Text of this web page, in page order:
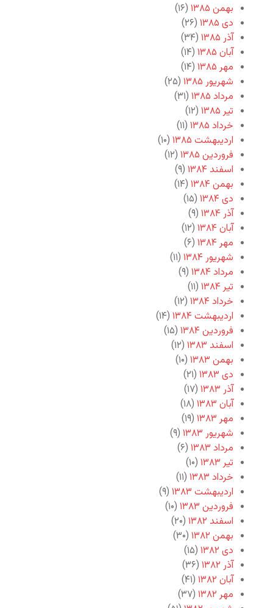
بهمن ۱۳۸۵
(۱۶)
دی ۱۳۸۵
(۲۶)
آذر ۱۳۸۵
(۳۴)
آبان ۱۳۸۵
(۱۴)
مهر ۱۳۸۵
(۱۴)
شهریور ۱۳۸۵
(۲۵)
مرداد ۱۳۸۵
(۳۱)
تیر ۱۳۸۵
(۱۲)
خرداد ۱۳۸۵
(۱۱)
اردیبهشت ۱۳۸۵
(۱۰)
فروردین ۱۳۸۵
(۱۲)
اسفند ۱۳۸۴
(۹)
بهمن ۱۳۸۴
(۱۴)
دی ۱۳۸۴
(۱۵)
آذر ۱۳۸۴
(۹)
آبان ۱۳۸۴
(۱۲)
مهر ۱۳۸۴
(۶)
شهریور ۱۳۸۴
(۱۱)
مرداد ۱۳۸۴
(۹)
تیر ۱۳۸۴
(۱۱)
خرداد ۱۳۸۴
(۱۲)
اردیبهشت ۱۳۸۴
(۱۴)
فروردین ۱۳۸۴
(۱۵)
اسفند ۱۳۸۳
(۱۲)
بهمن ۱۳۸۳
(۱۰)
دی ۱۳۸۳
(۲۱)
آذر ۱۳۸۳
(۱۷)
آبان ۱۳۸۳
(۱۸)
مهر ۱۳۸۳
(۱۹)
شهریور ۱۳۸۳
(۹)
مرداد ۱۳۸۳
(۶)
تیر ۱۳۸۳
(۱۰)
خرداد ۱۳۸۳
(۱۱)
اردیبهشت ۱۳۸۳
(۹)
فروردین ۱۳۸۳
(۱۰)
اسفند ۱۳۸۲
(۲۰)
بهمن ۱۳۸۲
(۳۰)
دی ۱۳۸۲
(۱۵)
آذر ۱۳۸۲
(۳۶)
آبان ۱۳۸۲
(۴۱)
مهر ۱۳۸۲
(۳۷)